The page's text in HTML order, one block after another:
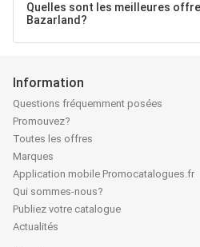
Quelles sont les meilleures
Bazarland?
Information
Questions fréquemment posées
Promouvez?
Toutes les offres
Marques
Application mobile Promocatalogues.fr
Qui sommes-nous?
Publiez votre catalogue
Actualités